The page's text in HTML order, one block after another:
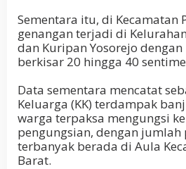
Sementara itu, di Kecamatan
genangan terjadi di
dan Kuripan Yosorejo
berkisar 20 hingga 40
Data sementara mencatat
Keluarga (KK) terdampak
warga terpaksa mengungsi
pengungsian, dengan jumlah
terbanyak berada di Aula
Barat.